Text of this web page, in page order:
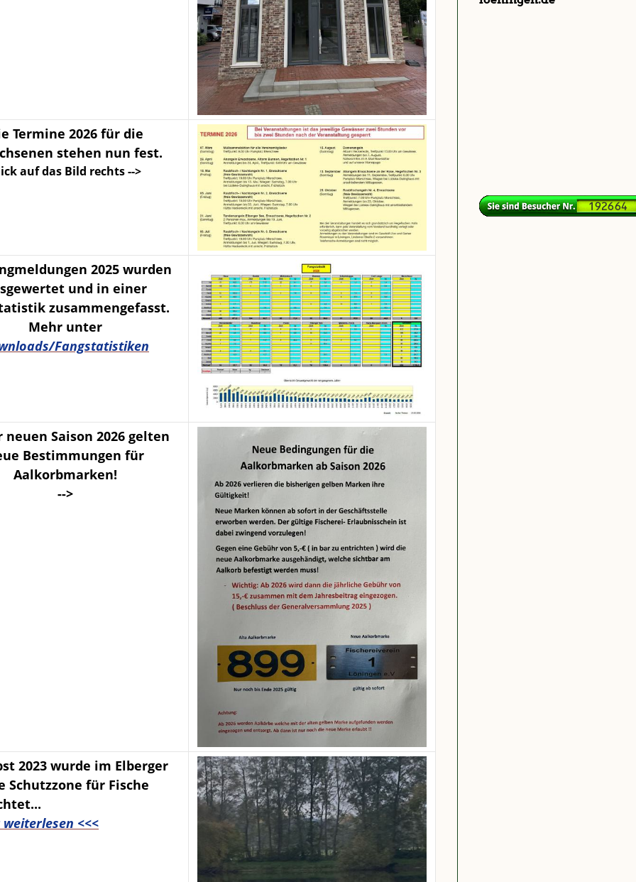
Termine 2026 für die
stehen nun fest.
auf das Bild rechts -->
2025 wurden
und in einer
zusammengefasst.
Mehr unter
Fangstatistiken
neuen Saison 2026 gelten
Bestimmungen für
Aalkorbmarken!
-->
2023 wurde im Elberger
Schutzzone für Fische
weiterlesen <<<